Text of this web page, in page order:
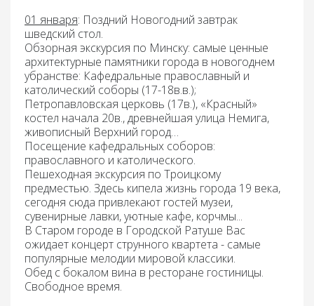
01 января: Поздний Новогодний завтрак
шведский стол.
Обзорная экскурсия по Минску: самые ценные
архитектурные памятники города в новогоднем
убранстве: Кафедральные православный и
католический соборы (17-18в.в.);
Петропавловская церковь (17в.), «Красный»
костел начала 20в., древнейшая улица Немига,
живописный Верхний город…
Посещение кафедральных соборов:
православного и католического.
Пешеходная экскурсия по Троицкому
предместью. Здесь кипела жизнь города 19 века,
сегодня сюда привлекают гостей музеи,
сувенирные лавки, уютные кафе, корчмы...
В Старом городе в Городской Ратуше Вас
ожидает концерт струнного квартета - самые
популярные мелодии мировой классики.
Обед с бокалом вина в ресторане гостиницы.
Свободное время.